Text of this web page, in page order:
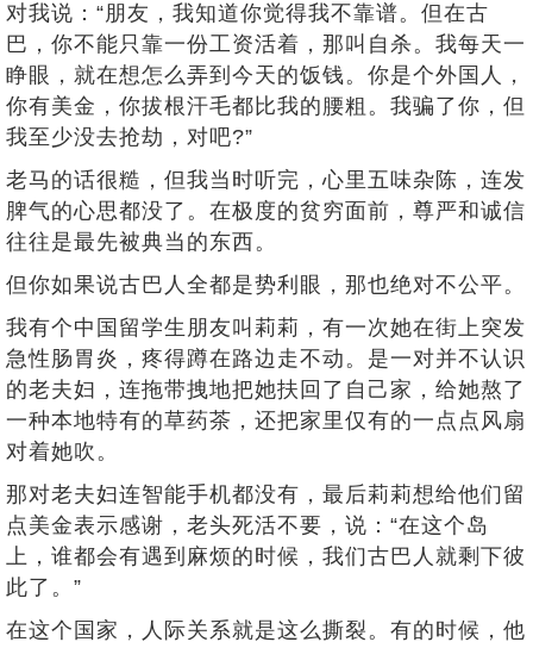
对我说：“朋友，我知道你觉得我不靠谱。但在古
巴，你不能只靠一份工资活着，那叫自杀。我每天一
睁眼，就在想怎么弄到今天的饭钱。你是个外国人，
你有美金，你拔根汗毛都比我的腰粗。我骗了你，但
我至少没去抢劫，对吧?”
老马的话很糙，但我当时听完，心里五味杂陈，连发
脾气的心思都没了。在极度的贫穷面前，尊严和诚信
往往是最先被典当的东西。
但你如果说古巴人全都是势利眼，那也绝对不公平。
我有个中国留学生朋友叫莉莉，有一次她在街上突发
急性肠胃炎，疼得蹲在路边走不动。是一对并不认识
的老夫妇，连拖带拽地把她扶回了自己家，给她熬了
一种本地特有的草药茶，还把家里仅有的一点点风扇
对着她吹。
那对老夫妇连智能手机都没有，最后莉莉想给他们留
点美金表示感谢，老头死活不要，说：“在这个岛
上，谁都会有遇到麻烦的时候，我们古巴人就剩下彼
此了。”
在这个国家，人际关系就是这么撕裂。有的时候，他